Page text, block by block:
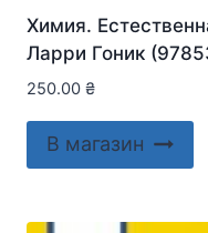
Химия.
Ларри Гоник
250.00 ₴
В магазин